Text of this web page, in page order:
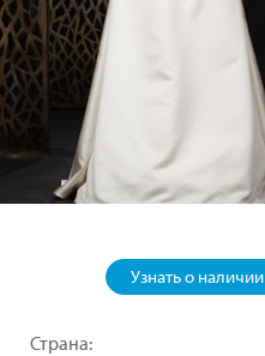
Узнать о наличии
Страна: